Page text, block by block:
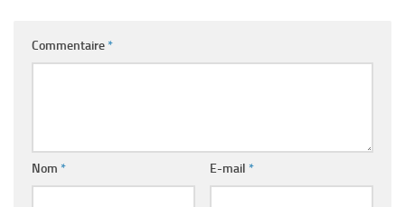
Commentaire*
Nom * E-mail *